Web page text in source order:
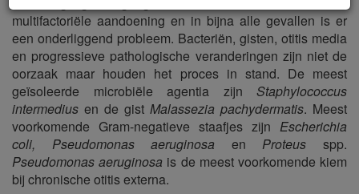
multifactoriële aandoening en in bijna alle gevallen is er
een onderliggend probleem. Bacteriën, gisten, otitis media
en progressieve pathologische veranderingen zijn niet de
oorzaak maar houden het proces in stand. De meest
geïsoleerde microbiële agentia zijn Staphylococcus
intermedius en de gist Malassezia pachydermatis. Meest
voorkomende Gram-negatieve staafjes zijn Escherichia
coli, Pseudomonas aeruginosa enProteus spp.
Pseudomonas aeruginosa is de meest voorkomende kiem
bij chronische otitis externa.